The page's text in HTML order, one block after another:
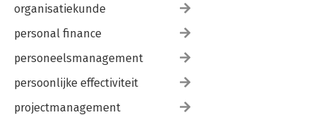
organisatiekunde
personal finance
personeelsmanagement
persoonlijke effectiviteit
projectmanagement